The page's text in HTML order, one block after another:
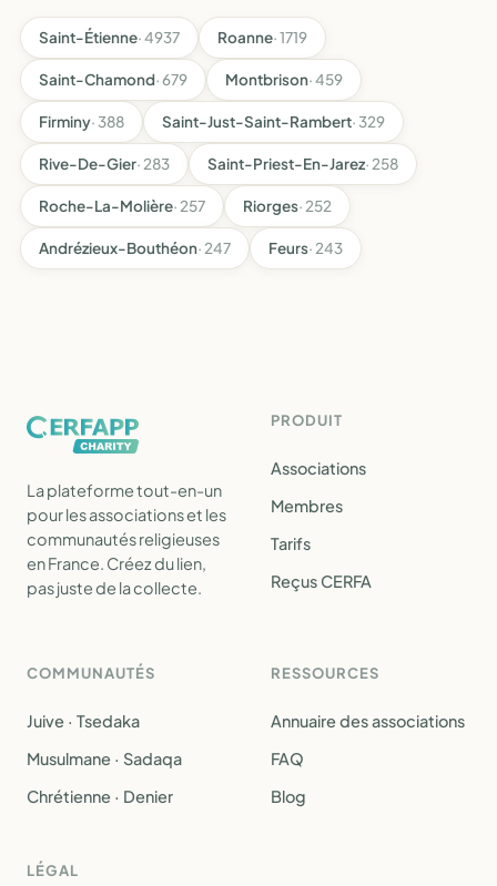
Saint-Étienne· 4937 Roanne· 1719
Saint-Chamond· 679 Montbrison· 459
Firminy· 388 Saint-Just-Saint-Rambert· 329
Rive-De-Gier· 283 Saint-Priest-En-Jarez· 258
Roche-La-Molière· 257 Riorges· 252
Andrézieux-Bouthéon· 247 Feurs· 243
La plateforme tout-en-un
pour les associations et les
communautés religieuses
en France. Créez du lien,
pas juste de la collecte.
PRODUIT
Associations
Membres
Tarifs
Reçus CERFA
COMMUNAUTÉS
Juive · Tsedaka
Musulmane · Sadaqa
Chrétienne · Denier
RESSOURCES
Annuaire des associations
FAQ
Blog
LÉGAL